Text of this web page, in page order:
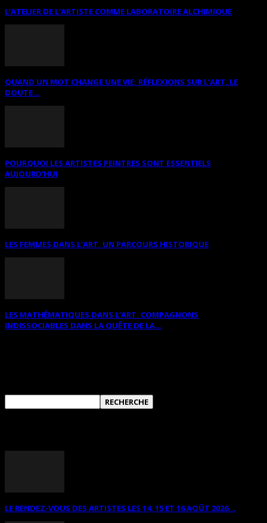
L’ATELIER DE L’ARTISTE COMME LABORATOIRE ALCHIMIQUE
QUAND UN MOT CHANGE UNE VIE: RÉFLEXIONS SUR L’ART, LE
DOUTE...
POURQUOI LES ARTISTES PEINTRES SONT ESSENTIELS
AUJOURD’HUI
LES FEMMES DANS L’ART. UN PARCOURS HISTORIQUE
LES MATHÉMATIQUES DANS L’ART. COMPAGNONS
INDISSOCIABLES DANS LA QUÊTE DE LA...
LE RENDEZ-VOUS DES ARTISTES LES 14, 15 ET 16 AOÛT 2026...